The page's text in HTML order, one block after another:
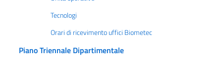
Tecnologi
Orari di ricevimento uffici Biometec
Piano Triennale Dipartimentale